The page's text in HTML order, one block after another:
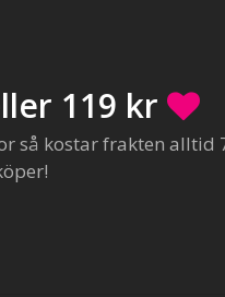
119 kr
så kostar frakten alltid